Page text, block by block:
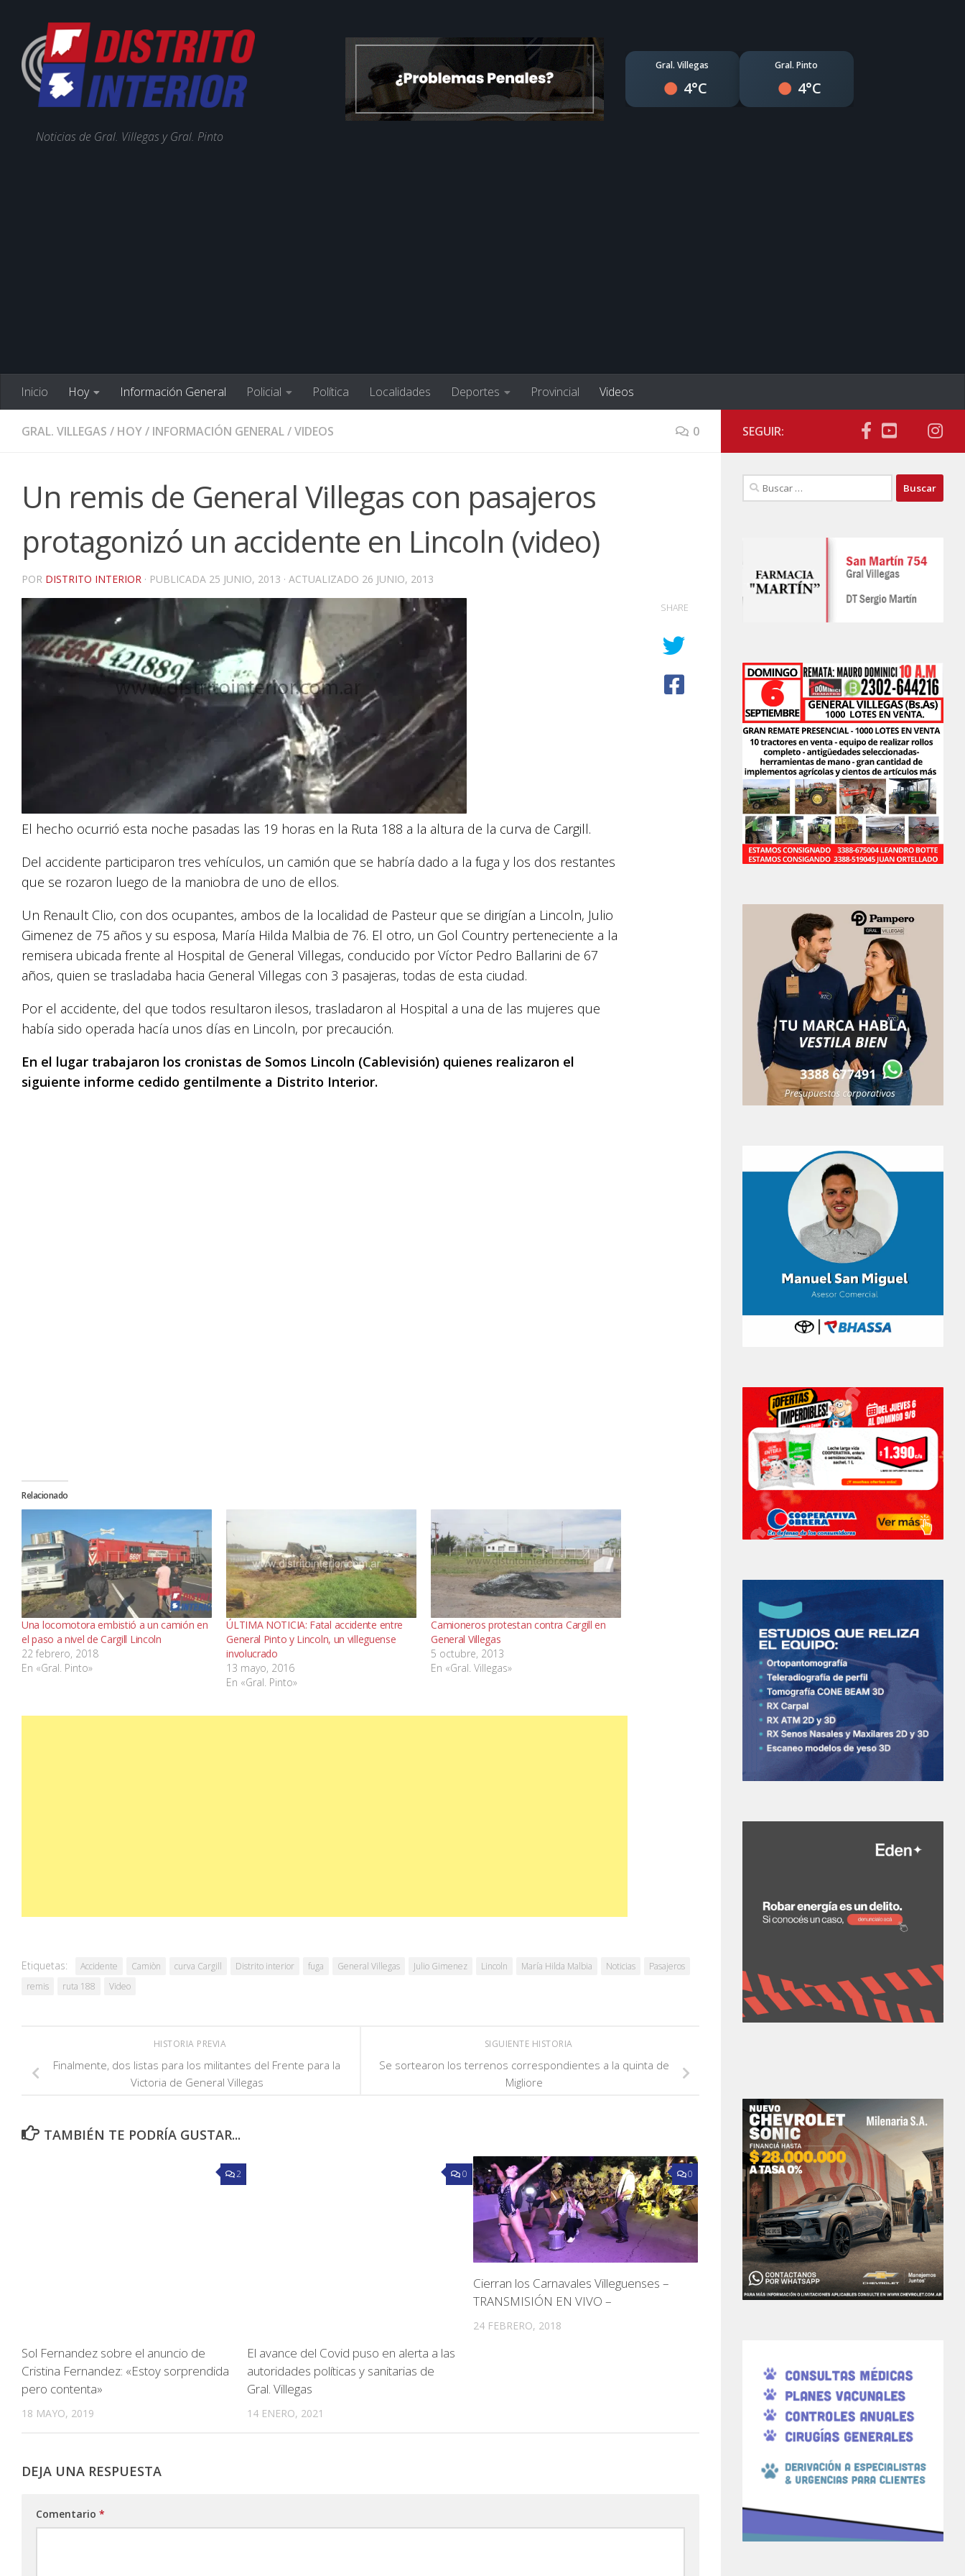
Noticias de Gral. Villegas y Gral. Pinto
Gral. Villegas
4°C
Gral. Pinto
4°C
Inicio Hoy Información General Policial Política Localidades Deportes Provincial Videos
GRAL. VILLEGAS / HOY/ INFORMACIÓN GENERAL/VIDEOS 0
Un remis de General Villegas con pasajeros
protagonizó un accidente en Lincoln (video)
POR DISTRITO INTERIOR · PUBLICADA 25 JUNIO, 2013 · ACTUALIZADO 26 JUNIO, 2013
El hecho ocurrió esta noche pasadas las 19 horas en la Ruta 188 a la altura de la curva de Cargill.
Del accidente participaron tres vehículos, un camión que se habría dado a la fuga y los dos restantes
que se rozaron luego de la maniobra de uno de ellos.
Un Renault Clio, con dos ocupantes, ambos de la localidad de Pasteur que se dirigían a Lincoln, Julio
Gimenez de 75 años y su esposa, María Hilda Malbia de 76. El otro, un Gol Country perteneciente a la
remisera ubicada frente al Hospital de General Villegas, conducido por Víctor Pedro Ballarini de 67
años, quien se trasladaba hacia General Villegas con 3 pasajeras, todas de esta ciudad.
Por el accidente, del que todos resultaron ilesos, trasladaron al Hospital a una de las mujeres que
había sido operada hacía unos días en Lincoln, por precaución.
En el lugar trabajaron los cronistas de Somos Lincoln (Cablevisión) quienes realizaron el
siguiente informe cedido gentilmente a Distrito Interior.
Relacionado
Una locomotora embistió a un camión en
el paso a nivel de Cargill Lincoln
22 febrero, 2018
En «Gral. Pinto»
ÚLTIMA NOTICIA: Fatal accidente entre
General Pinto y Lincoln, un villeguense
involucrado
13 mayo, 2016
En «Gral. Pinto»
Camioneros protestan contra Cargill en
General Villegas
5 octubre, 2013
En «Gral. Villegas»
SHARE
Etiquetas: Accidente Camiòn curva Cargill Distrito interior fuga General Villegas Julio Gimenez Lincoln María Hilda Malbia Noticias
Pasajeros
remis
ruta 188 Video
SIGUIENTE HISTORIA
Se sortearon los terrenos correspondientes a la quinta de
Migliore
HISTORIA PREVIA
Finalmente, dos listas para los militantes del Frente para la
Victoria de General Villegas
TAMBIÉN TE PODRÍA GUSTAR...
2
Sol Fernandez sobre el anuncio de
Cristina Fernandez: «Estoy sorprendida
pero contenta»
18 MAYO, 2019
0
El avance del Covid puso en alerta a las
autoridades políticas y sanitarias de
Gral. Villegas
14 ENERO, 2021
0
Cierran los Carnavales Villeguenses –
TRANSMISIÓN EN VIVO –
24 FEBRERO, 2018
DEJA UNA RESPUESTA
Comentario *
SEGUIR:
Buscar: